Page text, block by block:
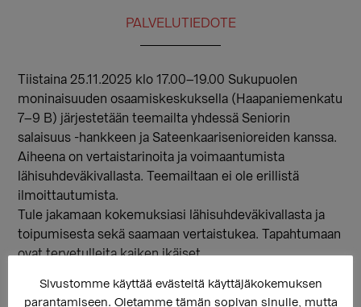
PALVELUTIEDOTE
Tiistaina 25.11.2025 klo 17.00–19.00 Sukupuolen
moninaisuuden osaamiskeskuksella (Haapaniemenkatu
7–9 B) järjestetään teemailta yhdessä Seniorin
salaisuus -hankkeen ja Sateenkaarisenioreiden kanssa.
Aiheena on vertaistarinoita ja voimaantumista
lähisuhdeväkivallasta. Teemailtaan ei ole erillistä
ilmoittautumista.
Tule jakamaan kokemuksiasi lähisuhdeväkivallasta ja
toipumisesta sekä saamaan vertaistukea. Tapahtumaan
ovat tervetulleita kaiken ikäiset
Tapahtumassa ohjaajina toimivat Sukupuolen
Sivustomme käyttää evästeitä käyttäjäkokemuksen
parantamiseen. Oletamme tämän sopivan sinulle, mutta